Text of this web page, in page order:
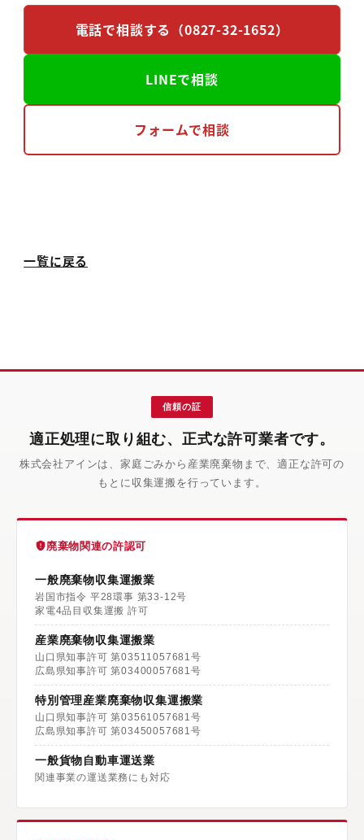
電話で相談する（0827-32-1652）
LINEで相談
フォームで相談
一覧に戻る
信頼の証
適正処理に取り組む、正式な許可業者です。
株式会社アインは、家庭ごみから産業廃棄物まで、適正な許可の
もとに収集運搬を行っています。
廃棄物関連の許認可
一般廃棄物収集運搬業
岩国市指令 平28環事 第33-12号
家電4品目収集運搬 許可
産業廃棄物収集運搬業
山口県知事許可 第03511057681号
広島県知事許可 第03400057681号
特別管理産業廃棄物収集運搬業
山口県知事許可 第03561057681号
広島県知事許可 第03450057681号
一般貨物自動車運送業
関連事業の運送業務にも対応